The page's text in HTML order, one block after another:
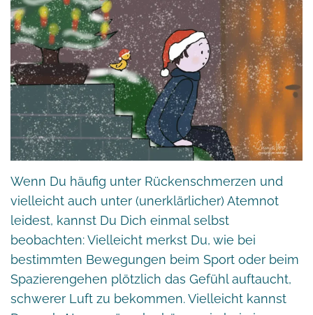
Wenn Du häufig unter Rückenschmerzen und
vielleicht auch unter (unerklärlicher) Atemnot
leidest, kannst Du Dich einmal selbst
beobachten: Vielleicht merkst Du, wie bei
bestimmten Bewegungen beim Sport oder beim
Spazierengehen plötzlich das Gefühl auftaucht,
schwerer Luft zu bekommen. Vielleicht kannst